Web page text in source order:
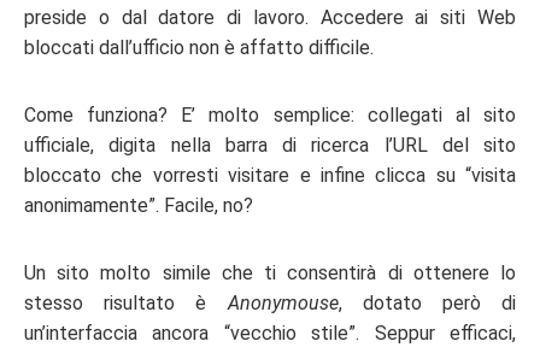
preside o dal datore di lavoro. Accedere ai siti Web
bloccati dall’ufficio non è affatto difficile.
Come funziona? E’ molto semplice: collegati al sito
ufficiale, digita nella barra di ricerca l’URL del sito
bloccato che vorresti visitare e infine clicca su “visita
anonimamente”. Facile, no?
Un sito molto simile che ti consentirà di ottenere lo
stesso risultato è Anonymouse, dotato però di
un’interfaccia ancora “vecchio stile”. Seppur efficaci,